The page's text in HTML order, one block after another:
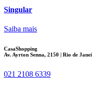
Singular
Saiba mais
CasaShopping
Av. Ayrton Senna, 2150 | Rio de
021 2108 6339